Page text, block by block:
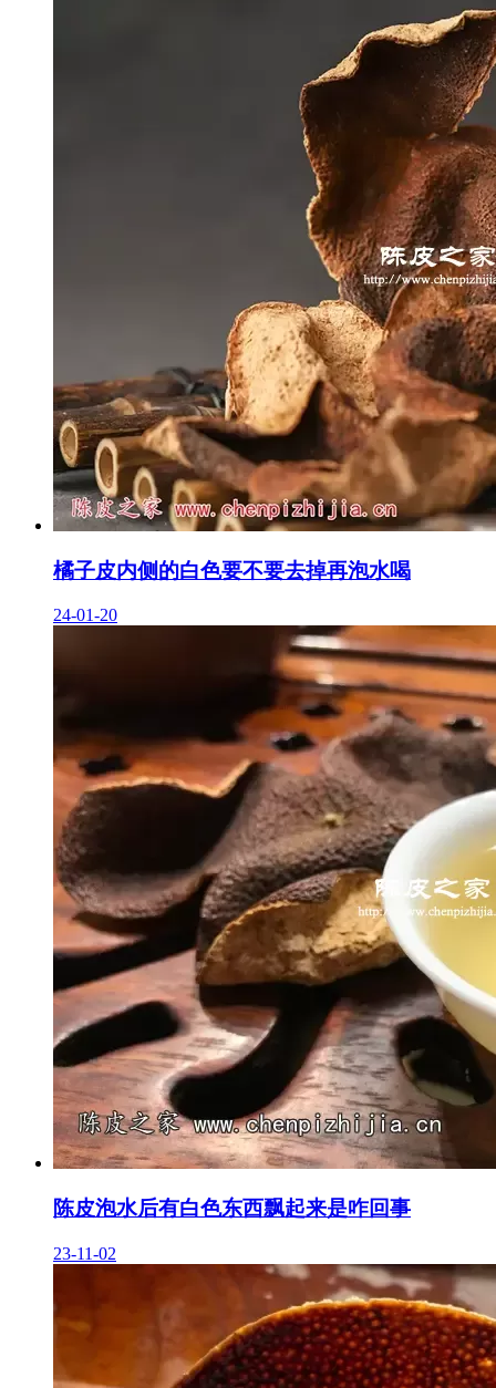
橘子皮内侧的白色要不要去掉再泡水喝
24-01-20
陈皮泡水后有白色东西飘起来是咋回事
23-11-02